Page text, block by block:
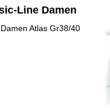
Line Damen
Atlas Gr38/40